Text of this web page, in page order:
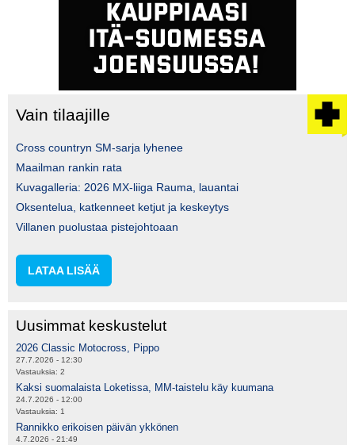
Vain tilaajille
Cross countryn SM-sarja lyhenee
Maailman rankin rata
Kuvagalleria: 2026 MX-liiga Rauma, lauantai
Oksentelua, katkenneet ketjut ja keskeytys
Villanen puolustaa pistejohtoaan
LATAA LISÄÄ
Uusimmat keskustelut
2026 Classic Motocross, Pippo
27.7.2026 - 12:30
Vastauksia: 2
Kaksi suomalaista Loketissa, MM-taistelu käy kuumana
24.7.2026 - 12:00
Vastauksia: 1
Rannikko erikoisen päivän ykkönen
4.7.2026 - 21:49